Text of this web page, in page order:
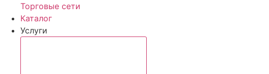
Торговые сети
Каталог
Услуги